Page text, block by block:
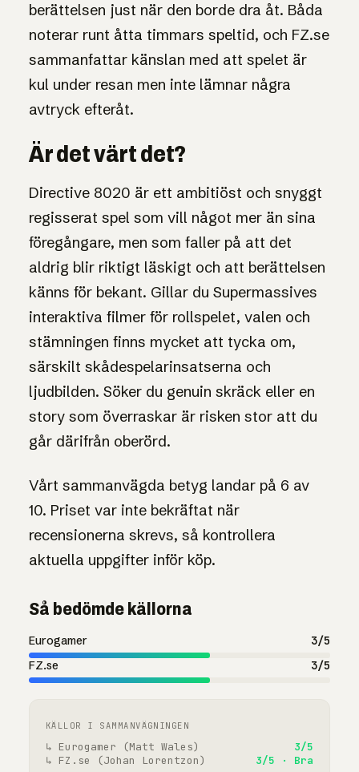
berättelsen just när den borde dra åt. Båda
noterar runt åtta timmars speltid, och FZ.se
sammanfattar känslan med att spelet är
kul under resan men inte lämnar några
avtryck efteråt.
Är det värt det?
Directive 8020 är ett ambitiöst och snyggt
regisserat spel som vill något mer än sina
föregångare, men som faller på att det
aldrig blir riktigt läskigt och att berättelsen
känns för bekant. Gillar du Supermassives
interaktiva filmer för rollspelet, valen och
stämningen finns mycket att tycka om,
särskilt skådespelarinsatserna och
ljudbilden. Söker du genuin skräck eller en
story som överraskar är risken stor att du
går därifrån oberörd.
Vårt sammanvägda betyg landar på 6 av
10. Priset var inte bekräftat när
recensionerna skrevs, så kontrollera
aktuella uppgifter inför köp.
Så bedömde källorna
Eurogamer
3/5
FZ.se
3/5
KÄLLOR I SAMMANVÄGNINGEN
↳ Eurogamer (Matt Wales)
3/5
↳ FZ.se (Johan Lorentzon)
3/5 · Bra